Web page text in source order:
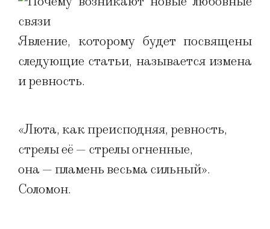
Явление, которому будет посвящены
следующие статьи, называется измена
и ревность.
«Люта, как преисподняя, ревность,
стрелы её — стрелы огненные,
она — пламень весьма сильный».
Соломон.